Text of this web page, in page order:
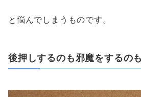
と悩んでしまうものです。
後押しするのも邪魔をするの